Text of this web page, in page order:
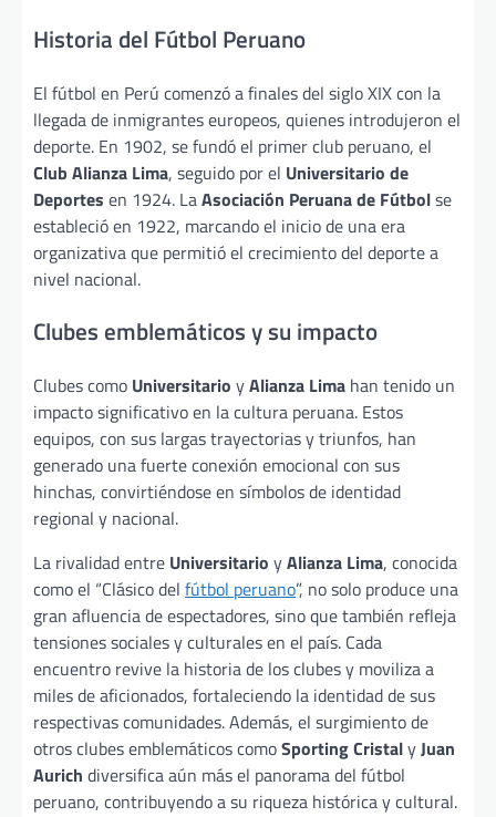
Historia del Fútbol Peruano
El fútbol en Perú comenzó a finales del siglo XIX con la
llegada de inmigrantes europeos, quienes introdujeron el
deporte. En 1902, se fundó el primer club peruano, el
Club Alianza Lima, seguido por el Universitario de
Deportes en 1924. LaAsociación Peruana de Fútbolse
estableció en 1922, marcando el inicio de una era
organizativa que permitió el crecimiento del deporte a
nivel nacional.
Clubes emblemáticos y su impacto
Clubes como Universitario yAlianza Lima han tenido un
impacto significativo en la cultura peruana. Estos
equipos, con sus largas trayectorias y triunfos, han
generado una fuerte conexión emocional con sus
hinchas, convirtiéndose en símbolos de identidad
regional y nacional.
La rivalidad entre Universitario yAlianza Lima, conocida
como el “Clásico del fútbol peruano”, no solo produce una
gran afluencia de espectadores, sino que también refleja
tensiones sociales y culturales en el país. Cada
encuentro revive la historia de los clubes y moviliza a
miles de aficionados, fortaleciendo la identidad de sus
respectivas comunidades. Además, el surgimiento de
otros clubes emblemáticos comoSporting CristalyJuan
Aurich diversifica aún más el panorama del fútbol
peruano, contribuyendo a su riqueza histórica y cultural.